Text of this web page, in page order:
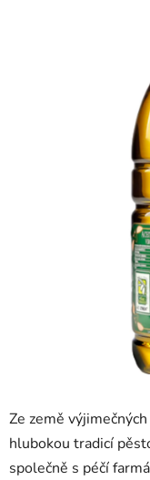
Ze země
hlubokou tradicí
společně s péčí